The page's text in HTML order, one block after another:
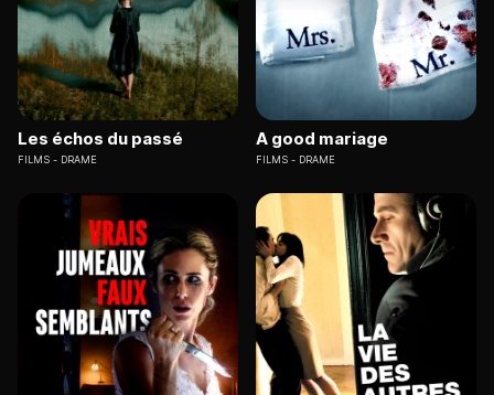
Les échos du passé
FILMS DRAME
A good mariage
FILMS DRAME